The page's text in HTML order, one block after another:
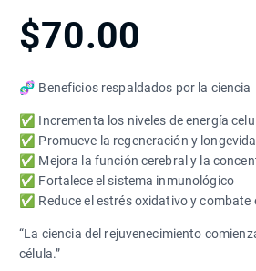
$70.00
🧬 Beneficios respaldados por la ciencia
✅ Incrementa los niveles de energía
✅ Promueve la regeneración y
✅ Mejora la función cerebral y la
✅ Fortalece el sistema inmunológico
✅ Reduce el estrés oxidativo y combate
“La ciencia del rejuvenecimiento
célula.”